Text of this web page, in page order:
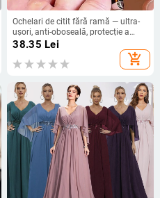
Ochelari de citit fără ramă — ultra-
ușori, anti-oboseală, protecție a
ochilor de înaltă definiție pentru
persoanele de vârstă mijlocie și
vârstnici
38.35 Lei
add_shopping_cart